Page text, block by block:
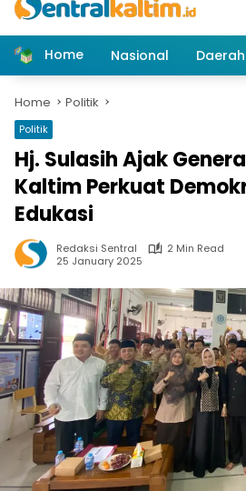
Home Nasional Daerah
Home Politik
Politik
Hj. Sulasih Ajak
Kaltim Perkuat
Edukasi
Redaksi Sentral
2 Min Read
25 January 2025